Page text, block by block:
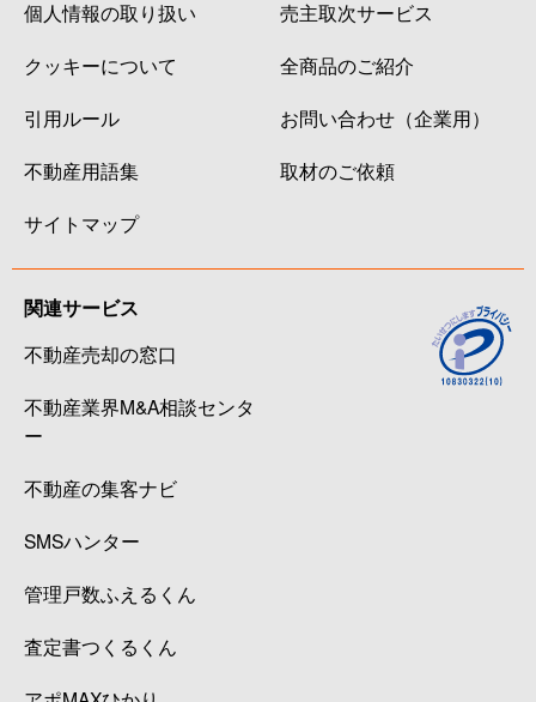
個人情報の取り扱い
クッキーについて
引用ルール
不動産用語集
サイトマップ
売主取次サービス
全商品のご紹介
お問い合わせ（企業用）
取材のご依頼
関連サービス
不動産売却の窓口
不動産業界M&A相談センタ
ー
不動産の集客ナビ
SMSハンター
管理戸数ふえるくん
査定書つくるくん